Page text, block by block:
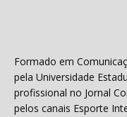
Formado em
pela Universidade
profissional no Jornal
pelos canais Esporte